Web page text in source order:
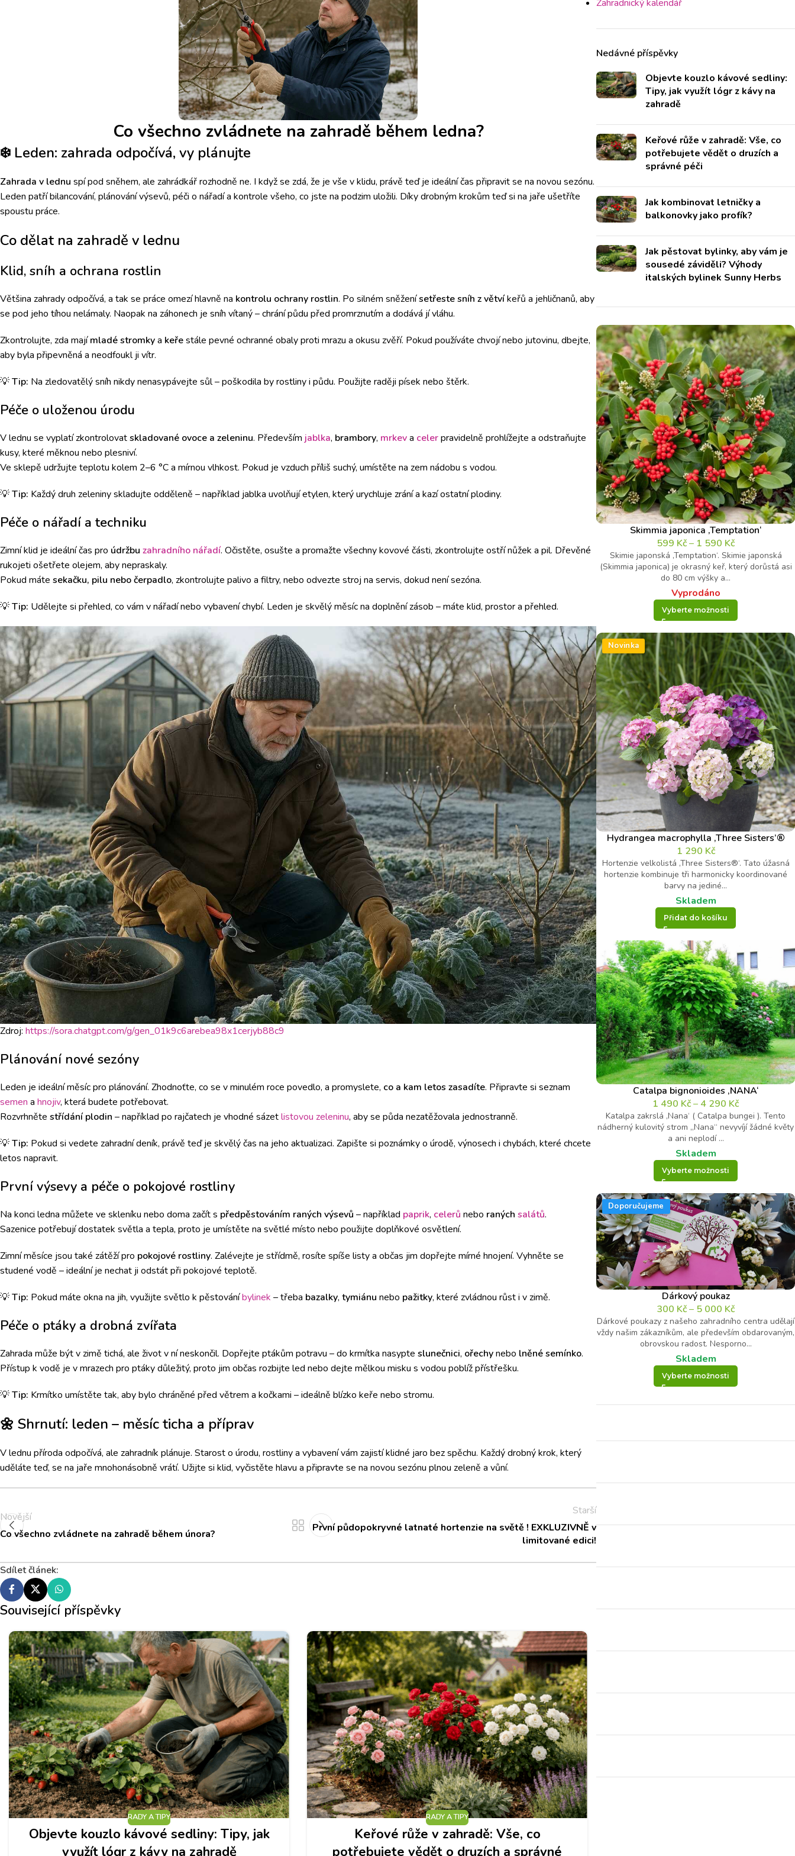
Co všechno zvládnete na zahradě během ledna?
❄️ Leden: zahrada odpočívá, vy plánujte
Zahrada v lednu spí pod sněhem, ale zahrádkář rozhodně ne. I když se zdá, že je vše v klidu, právě teď je ideální čas připravit se na novou sezónu.
Leden patří bilancování, plánování výsevů, péči o nářadí a kontrole všeho, co jste na podzim uložili. Díky drobným krokům teď si na jaře ušetříte
spoustu práce.
Co dělat na zahradě v lednu
Klid, sníh a ochrana rostlin
Většina zahrady odpočívá, a tak se práce omezí hlavně na kontrolu ochrany rostlin. Po silném sněženísetřeste sníh z větvíkeřů a jehličnanů, aby
se pod jeho tíhou nelámaly. Naopak na záhonech je sníh vítaný – chrání půdu před promrznutím a dodává jí vláhu.
Zkontrolujte, zda majímladé stromkya keřestále pevné ochranné obaly proti mrazu a okusu zvěří. Pokud používáte chvojí nebo jutovinu, dbejte,
aby byla připevněná a neodfoukl ji vítr.
💡Tip: Na zledovatělý sníh nikdy nenasypávejte sůl – poškodila by rostliny i půdu. Použijte raději písek nebo štěrk.
Péče o uloženou úrodu
V lednu se vyplatí zkontrolovatskladované ovoce a zeleninu. Především jablka, brambory, mrkeva celerpravidelně prohlížejte a odstraňujte
kusy, které měknou nebo plesniví.
Ve sklepě udržujte teplotu kolem 2–6 °C a mírnou vlhkost. Pokud je vzduch příliš suchý, umístěte na zem nádobu s vodou.
💡Tip: Každý druh zeleniny skladujte odděleně – například jablka uvolňují etylen, který urychluje zrání a kazí ostatní plodiny.
Péče o nářadí a techniku
Zimní klid je ideální čas pro údržbu zahradního nářadí. Očistěte, osušte a promažte všechny kovové části, zkontrolujte ostří nůžek a pil. Dřevěné
rukojeti ošetřete olejem, aby nepraskaly.
Pokud máte sekačku, pilu nebo čerpadlo, zkontrolujte palivo a filtry, nebo odvezte stroj na servis, dokud není sezóna.
💡Tip: Udělejte si přehled, co vám v nářadí nebo vybavení chybí. Leden je skvělý měsíc na doplnění zásob – máte klid, prostor a přehled.
Zdroj: https://sora.chatgpt.com/g/gen_01k9c6arebea98x1cerjyb88c9
Plánování nové sezóny
Leden je ideální měsíc pro plánování. Zhodnoťte, co se v minulém roce povedlo, a promyslete, co a kam letos zasadíte. Připravte si seznam
semen a hnojiv, která budete potřebovat.
Rozvrhněte střídání plodin – například po rajčatech je vhodné sázetlistovou zeleninu, aby se půda nezatěžovala jednostranně.
💡Tip: Pokud si vedete zahradní deník, právě teď je skvělý čas na jeho aktualizaci. Zapište si poznámky o úrodě, výnosech i chybách, které chcete
letos napravit.
První výsevy a péče o pokojové rostliny
Na konci ledna můžete ve skleníku nebo doma začít s předpěstováním raných výsevů – například paprik, celerů nebo raných salátů.
Sazenice potřebují dostatek světla a tepla, proto je umístěte na světlé místo nebo použijte doplňkové osvětlení.
Zimní měsíce jsou také zátěží pro pokojové rostliny. Zalévejte je střídmě, rosíte spíše listy a občas jim dopřejte mírné hnojení. Vyhněte se
studené vodě – ideální je nechat ji odstát při pokojové teplotě.
💡Tip: Pokud máte okna na jih, využijte světlo k pěstováníbylinek – třeba bazalky, tymiánu nebo pažitky, které zvládnou růst i v zimě.
Péče o ptáky a drobná zvířata
Zahrada může být v zimě tichá, ale život v ní neskončil. Dopřejte ptákům potravu – do krmítka nasypte slunečnici, ořechynebo lněné semínko.
Přístup k vodě je v mrazech pro ptáky důležitý, proto jim občas rozbijte led nebo dejte mělkou misku s vodou poblíž přístřešku.
💡Tip: Krmítko umístěte tak, aby bylo chráněné před větrem a kočkami – ideálně blízko keře nebo stromu.
🌼 Shrnutí: leden – měsíc ticha a příprav
V lednu příroda odpočívá, ale zahradník plánuje. Starost o úrodu, rostliny a vybavení vám zajistí klidné jaro bez spěchu. Každý drobný krok, který
uděláte teď, se na jaře mnohonásobně vrátí. Užijte si klid, vyčistěte hlavu a připravte se na novou sezónu plnou zeleně a vůní.
Novější
Co všechno zvládnete na zahradě během února?
Starší
První půdopokryvné latnaté hortenzie na světě ! EXKLUZIVNĚ v
limitované edici!
Sdílet článek:
Související příspěvky
RADY A TIPY
Objevte kouzlo kávové sedliny: Tipy, jak
využít lógr z kávy na zahradě
RADY A TIPY
Keřové růže v zahradě: Vše, co
potřebujete vědět o druzích a správné
Zahradnický kalendář
Nedávné příspěvky
Objevte kouzlo kávové sedliny:
Tipy, jak využít lógr z kávy na
zahradě
Keřové růže v zahradě: Vše, co
potřebujete vědět o druzích a
správné péči
Jak kombinovat letničky a
balkonovky jako profík?
Jak pěstovat bylinky, aby vám je
sousedé záviděli? Výhody
italských bylinek Sunny Herbs
Skimmia japonica ‚Temptation‘
599 Kč– 1 590 Kč
Skimie japonská ‚Temptation‘. Skimie japonská
(Skimmia japonica) je okrasný keř, který dorůstá asi
do 80 cm výšky a...
Vyprodáno
Vyberte možnosti
Novinka
Hydrangea macrophylla ‚Three Sisters’®
1 290 Kč
Hortenzie velkolistá ‚Three Sisters®‘. Tato úžasná
hortenzie kombinuje tři harmonicky koordinované
barvy na jediné...
Skladem
Přidat do košíku
Catalpa bignonioides ‚NANA‘
1 490 Kč– 4 290 Kč
Katalpa zakrslá ‚Nana‘ ( Catalpa bungei ). Tento
nádherný kulovitý strom „Nana“ nevyvíjí žádné květy
a ani neplodí ...
Skladem
Vyberte možnosti
Doporučujeme
Dárkový poukaz
300 Kč– 5 000 Kč
Dárkové poukazy z našeho zahradního centra udělají
vždy našim zákazníkům, ale především obdarovaným,
obrovskou radost. Nesporno...
Skladem
Vyberte možnosti